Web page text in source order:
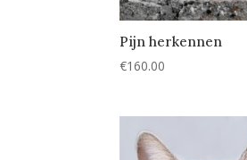
Pijn herkennen
€160.00